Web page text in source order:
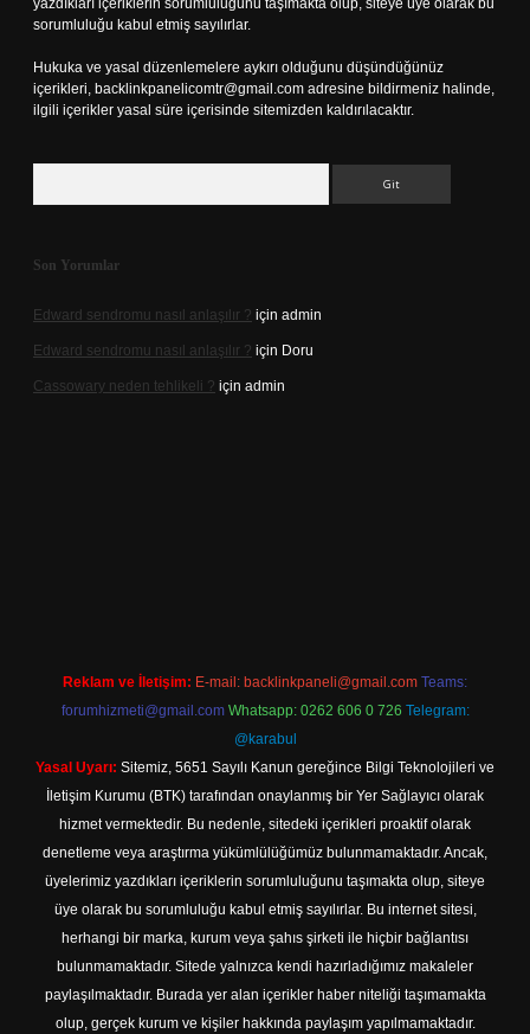
yazdıkları içeriklerin sorumluluğunu taşımakta olup, siteye üye olarak bu
sorumluluğu kabul etmiş sayılırlar.
Hukuka ve yasal düzenlemelere aykırı olduğunu düşündüğünüz
içerikleri, backlinkpanelicomtr@gmail.com adresine bildirmeniz halinde,
ilgili içerikler yasal süre içerisinde sitemizden kaldırılacaktır.
Son Yorumlar
Edward sendromu nasıl anlaşılır ? için admin
Edward sendromu nasıl anlaşılır ? için Doru
Cassowary neden tehlikeli ? için admin
Reklam ve İletişim: E-mail: backlinkpaneli@gmail.com Teams:
forumhizmeti@gmail.com Whatsapp: 0262 606 0 726 Telegram:
@karabul
Yasal Uyarı: Sitemiz, 5651 Sayılı Kanun gereğince Bilgi Teknolojileri ve
İletişim Kurumu (BTK) tarafından onaylanmış bir Yer Sağlayıcı olarak
hizmet vermektedir. Bu nedenle, sitedeki içerikleri proaktif olarak
denetleme veya araştırma yükümlülüğümüz bulunmamaktadır. Ancak,
üyelerimiz yazdıkları içeriklerin sorumluluğunu taşımakta olup, siteye
üye olarak bu sorumluluğu kabul etmiş sayılırlar. Bu internet sitesi,
herhangi bir marka, kurum veya şahıs şirketi ile hiçbir bağlantısı
bulunmamaktadır. Sitede yalnızca kendi hazırladığımız makaleler
paylaşılmaktadır. Burada yer alan içerikler haber niteliği taşımamakta
olup, gerçek kurum ve kişiler hakkında paylaşım yapılmamaktadır.